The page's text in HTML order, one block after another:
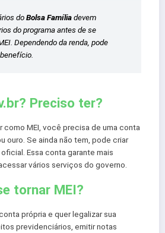
doBolsa Famíliadevem
do programa antes de se
Dependendo da renda, pode
Preciso ter?
como MEI, você precisa de uma conta
ouro. Se ainda não tem, pode criar
Essa conta garante mais
vários serviços do governo.
tornar MEI?
própria e quer legalizar sua
previdenciários, emitir notas